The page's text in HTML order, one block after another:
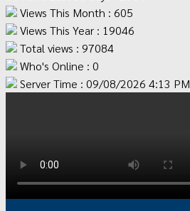
Views This Month : 605
Views This Year : 19046
Total views : 97084
Who's Online : 0
Server Time : 09/08/2026 4:13 PM